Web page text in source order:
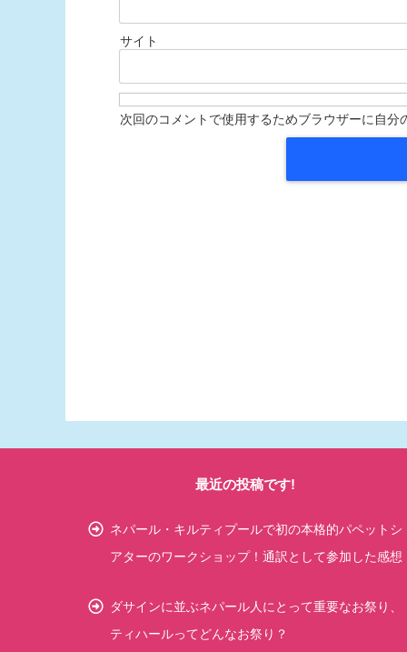
サイト
次回のコメントで使用するためブラウザーに自
最近の投稿です!
ネパール・キルティプールで初の本格的パペットシ
アターのワークショップ！通訳として参加した感想
ダサインに並ぶネパール人にとって重要なお祭り、
ティハールってどんなお祭り？